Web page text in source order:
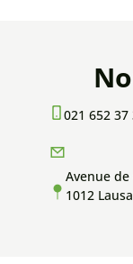
021 652 37
Avenue de
1012